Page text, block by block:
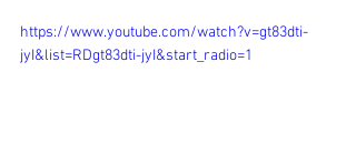
https://www.youtube.com/watch?v=gt83dti-
jyI&list=RDgt83dti-jyI&start_radio=1